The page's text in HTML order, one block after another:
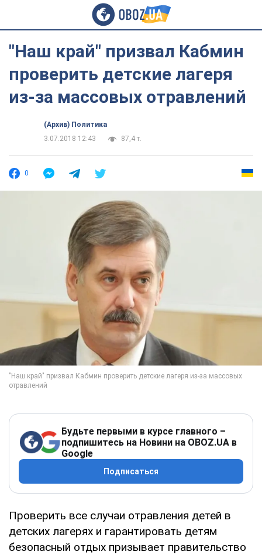
"Наш край" призвал Кабмин
проверить детские лагеря
из-за массовых отравлений
(Архив) Политика
3.07.2018 12:43
87,4 т.
0
Будьте первыми в курсе главного –
подпишитесь на Новини на OBOZ.UA в
Google
Подписаться
Проверить все случаи отравления детей в
детских лагерях и гарантировать детям
безопасный отдых призывает правительство